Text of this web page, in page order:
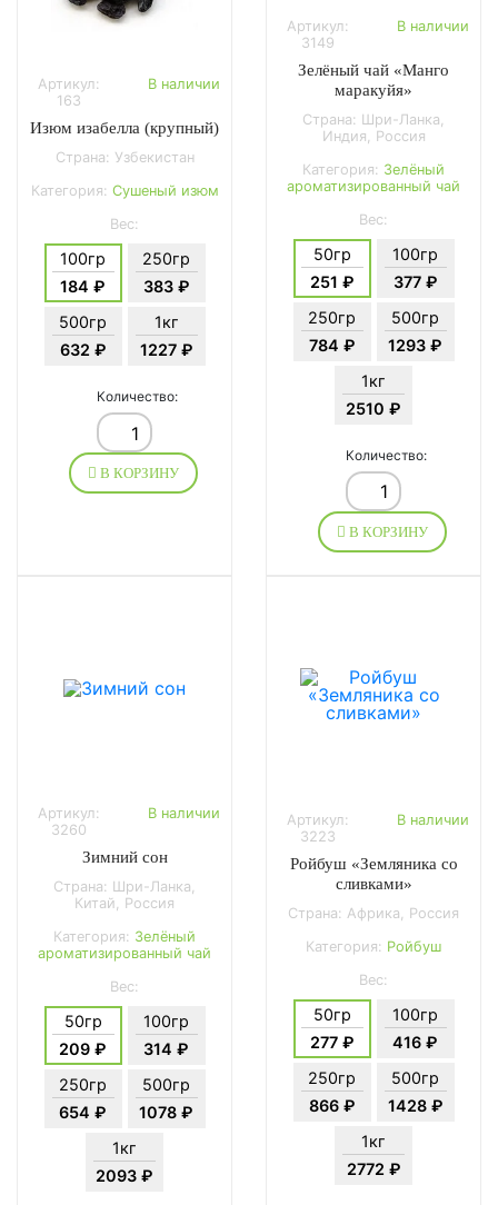
Артикул:
163
В наличии
Изюм изабелла (крупный)
Страна: Узбекистан
Категория: Сушеный изюм
Вес:
100гр
184 ₽
250гр
383 ₽
500гр
632 ₽
1кг
1227 ₽
Количество:
В КОРЗИНУ
Артикул:
3149
В наличии
Зелёный чай «Манго
маракуйя»
Страна: Шри-Ланка,
Индия, Россия
Категория: Зелёный
ароматизированный чай
Вес:
50гр
251 ₽
100гр
377 ₽
250гр
784 ₽
500гр
1293 ₽
1кг
2510 ₽
Количество:
В КОРЗИНУ
Артикул:
3260
В наличии
Зимний сон
Страна: Шри-Ланка,
Китай, Россия
Категория: Зелёный
ароматизированный чай
Вес:
50гр
209 ₽
100гр
314 ₽
250гр
654 ₽
500гр
1078 ₽
1кг
2093 ₽
Артикул:
3223
В наличии
Ройбуш «Земляника со
сливками»
Страна: Африка, Россия
Категория: Ройбуш
Вес:
50гр
277 ₽
100гр
416 ₽
250гр
866 ₽
500гр
1428 ₽
1кг
2772 ₽